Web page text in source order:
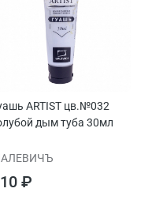
ARTIST цв.№032
дым туба 30мл
₽